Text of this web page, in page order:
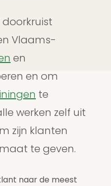
doorkruist
Vlaams-
en
en om
te
werken zelf uit
zijn klanten
te geven.
naar de meest